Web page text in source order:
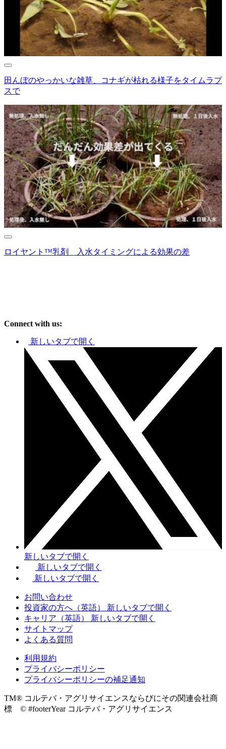
田んぼのやっかいな雑草、コナギが枯れる様子をタイムラプ
スで
ロイヤント™乳剤 入水タイミングによる効果の差
Connect with us:
新しいタブで開く
新しいタブで開く
新しいタブで開く
新しいタブで開く
お問い合わせ
投資家の方へ（英語）
新しいタブで開く
キャリア（英語）
新しいタブで開く
サイトマップ
よくある質問
利用規約
プライバシーポリシー
プライバシーポリシーの補足通知
TM® コルテバ・アグリサイエンスならびにその関連会社商
標 © #footerYear コルテバ・アグリサイエンス